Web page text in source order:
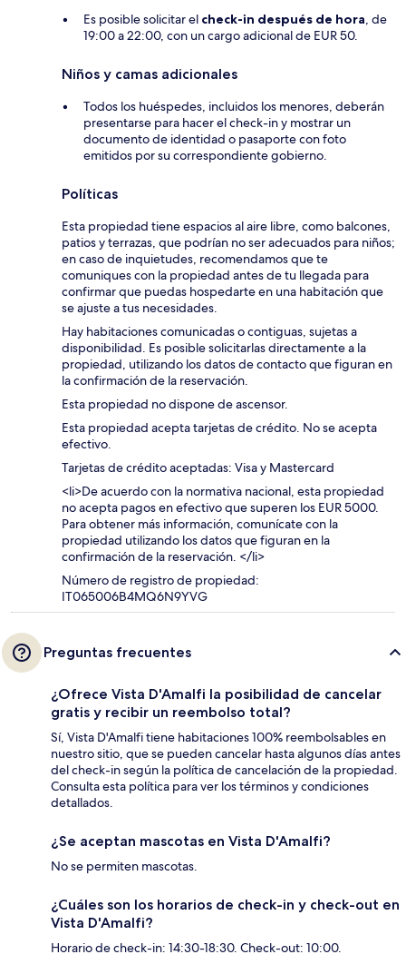
Es posible solicitar el check-in después de hora, de
19:00 a 22:00, con un cargo adicional de EUR 50.
Niños y camas adicionales
Todos los huéspedes, incluidos los menores, deberán
presentarse para hacer el check-in y mostrar un
documento de identidad o pasaporte con foto
emitidos por su correspondiente gobierno.
Políticas
Esta propiedad tiene espacios al aire libre, como balcones,
patios y terrazas, que podrían no ser adecuados para niños;
en caso de inquietudes, recomendamos que te
comuniques con la propiedad antes de tu llegada para
confirmar que puedas hospedarte en una habitación que
se ajuste a tus necesidades.
Hay habitaciones comunicadas o contiguas, sujetas a
disponibilidad. Es posible solicitarlas directamente a la
propiedad, utilizando los datos de contacto que figuran en
la confirmación de la reservación.
Esta propiedad no dispone de ascensor.
Esta propiedad acepta tarjetas de crédito. No se acepta
efectivo.
Tarjetas de crédito aceptadas: Visa y Mastercard
<li>De acuerdo con la normativa nacional, esta propiedad
no acepta pagos en efectivo que superen los EUR 5000.
Para obtener más información, comunícate con la
propiedad utilizando los datos que figuran en la
confirmación de la reservación. </li>
Número de registro de propiedad:
IT065006B4MQ6N9YVG
Preguntas frecuentes
¿Ofrece Vista D'Amalfi la posibilidad de cancelar
gratis y recibir un reembolso total?
Sí, Vista D'Amalfi tiene habitaciones 100% reembolsables en
nuestro sitio, que se pueden cancelar hasta algunos días antes
del check-in según la política de cancelación de la propiedad.
Consulta esta política para ver los términos y condiciones
detallados.
¿Se aceptan mascotas en Vista D'Amalfi?
No se permiten mascotas.
¿Cuáles son los horarios de check-in y check-out en
Vista D'Amalfi?
Horario de check-in: 14:30-18:30. Check-out: 10:00.